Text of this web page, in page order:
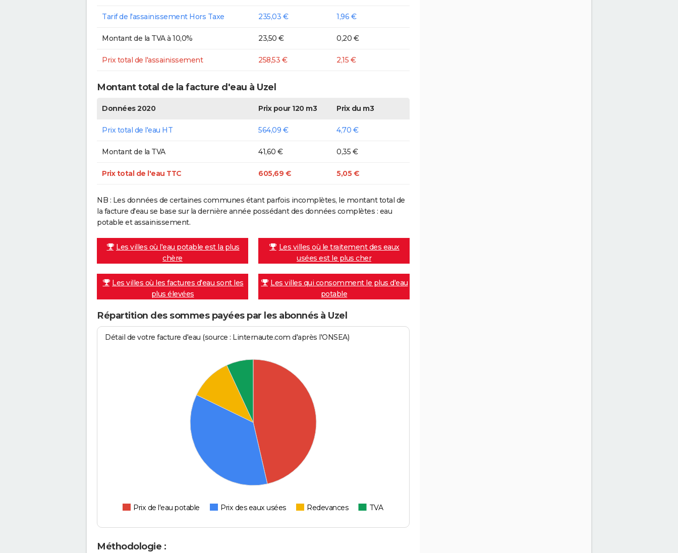
Tarif de l'assainissement Hors Taxe 235,03 € 1,96 €
Montant de la TVA à 10,0% 23,50 € 0,20 €
Prix total de l'assainissement 258,53 € 2,15 €
Montant total de la facture d'eau à Uzel
Données 2020 Prix pour 120 m3 Prix du m3
Prix total de l'eau HT 564,09 € 4,70 €
Montant de la TVA 41,60 € 0,35 €
Prix total de l'eau TTC 605,69 € 5,05 €
NB : Les données de certaines communes étant parfois incomplètes, le montant total de
la facture d'eau se base sur la dernière année possédant des données complètes : eau
potable et assainissement.
Les villes où l'eau potable est la plus
chère
Les villes où le traitement des eaux
usées est le plus cher
Les villes où les factures d'eau sont les
plus élevées
Les villes qui consomment le plus d'eau
potable
Répartition des sommes payées par les abonnés à Uzel
Détail de votre facture d'eau (source : Linternaute.com d'après l'ONSEA)
Prix de l'eau potable Prix des eaux usées Redevances TVA
Méthodologie :